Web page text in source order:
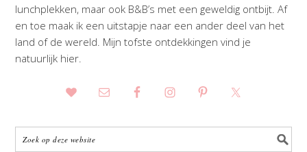
lunchplekken, maar ook B&B’s met een geweldig ontbijt. Af
en toe maak ik een uitstapje naar een ander deel van het
land of de wereld. Mijn tofste ontdekkingen vind je
natuurlijk hier.